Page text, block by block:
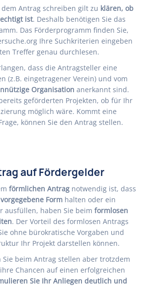
Antrag schreiben gilt zu klären, ob
ist. Deshalb benötigen Sie das
. Das Förderprogramm finden Sie,
Ihre Suchkriterien eingeben
Treffer genau durchlesen.
dass die Antragsteller eine
(z.B. eingetragener Verein) und vom
Organisation anerkannt sind.
geförderten Projekten, ob für Ihr
möglich wäre. Kommt eine
können Sie den Antrag stellen.
auf Fördergelder
förmlichen Antrag notwendig ist, dass
Form halten oder ein
ausfüllen, haben Sie beim formlosen
. Der Vorteil des formlosen Antrags
ohne bürokratische Vorgaben und
Ihr Projekt darstellen können.
Sie beim Antrag stellen aber trotzdem
Chancen auf einen erfolgreichen
Sie Ihr Anliegen deutlich und